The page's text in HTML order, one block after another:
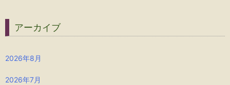
アーカイブ
2026年8月
2026年7月